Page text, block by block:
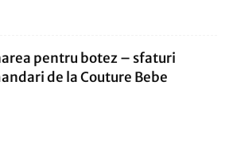
pentru botez – sfaturi
de la Couture Bebe